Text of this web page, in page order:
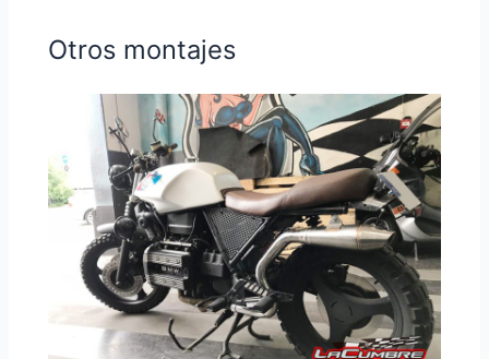
Otros montajes